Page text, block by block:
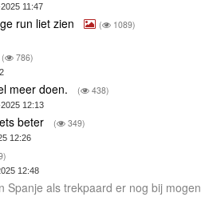
11:47
run liet zien ( 1089)
( 786)
meer doen. ( 438)
12:13
beter ( 349)
12:26
12:48
Spanje als trekpaard er nog bij mogen